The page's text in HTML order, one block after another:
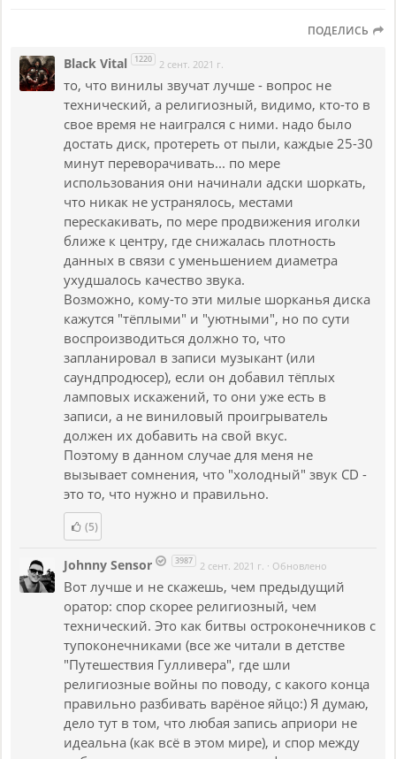
ПОДЕЛИСЬ
Black Vital 1220 2 сент. 2021 г.
то, что винилы звучат лучше - вопрос не
технический, а религиозный, видимо, кто-то в
свое время не наигрался с ними. надо было
достать диск, протереть от пыли, каждые 25-30
минут переворачивать... по мере
использования они начинали адски шоркать,
что никак не устранялось, местами
перескакивать, по мере продвижения иголки
ближе к центру, где снижалась плотность
данных в связи с уменьшением диаметра
ухудшалось качество звука.
Возможно, кому-то эти милые шорканья диска
кажутся "тёплыми" и "уютными", но по сути
воспроизводиться должно то, что
запланировал в записи музыкант (или
саундпродюсер), если он добавил тёплых
ламповых искажений, то они уже есть в
записи, а не виниловый проигрыватель
должен их добавить на свой вкус.
Поэтому в данном случае для меня не
вызывает сомнения, что "холодный" звук CD -
это то, что нужно и правильно.
(5)
Johnny Sensor 3987 2 сент. 2021 г. · Обновлено
Вот лучше и не скажешь, чем предыдущий
оратор: спор скорее религиозный, чем
технический. Это как битвы остроконечников с
тупоконечниками (все же читали в детстве
"Путешествия Гулливера", где шли
религиозные войны по поводу, с какого конца
правильно разбивать варёное яйцо:) Я думаю,
дело тут в том, что любая запись априори не
идеальна (как всё в этом мире), и спор между